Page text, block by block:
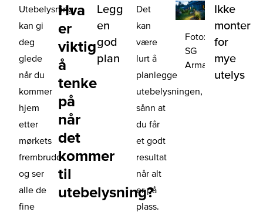
Utebelysning
kan gi
deg
glede
når du
kommer
hjem
etter
mørkets
frembrudd
og ser
alle de
fine
Hva
er
viktig
å
tenke
på
når
det
kommer
til
utebelysning?
Legg
en
god
plan
Det
kan
være
lurt å
planlegge
utebelysningen,
sånn at
du får
et godt
resultat
når alt
er på
plass.
Foto:
SG
Armaturen
Ikke
monter
for
mye
utelys